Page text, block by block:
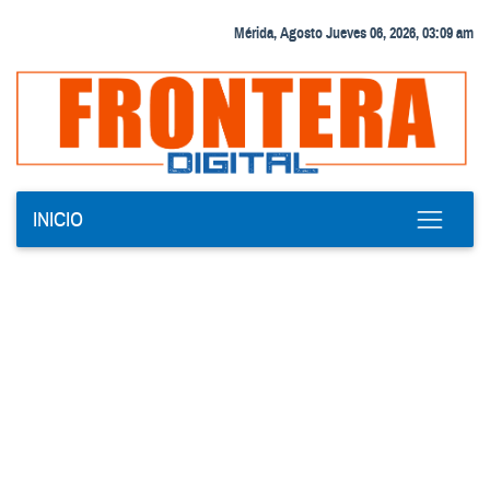
Mérida, Agosto Jueves 06, 2026, 03:09 am
INICIO